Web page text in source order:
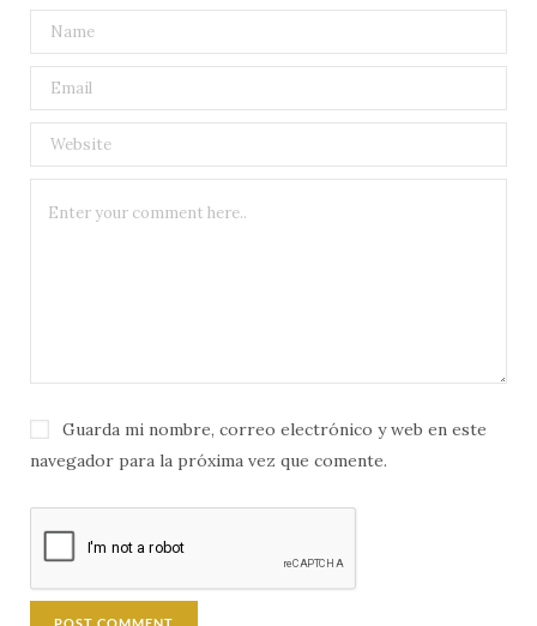
Guarda mi nombre, correo electrónico y web en este
navegador para la próxima vez que comente.